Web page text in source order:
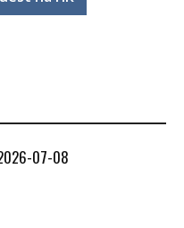
07-08